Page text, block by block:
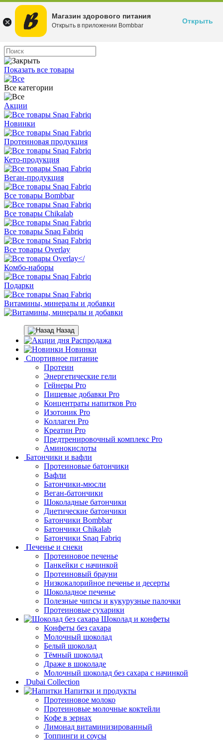
Показать все товары
Все категории
Акции
Новинки
Протеиновая продукция
Кето-продукция
Веган-продукция
Все товары Bombbar
Все товары Chikalab
Все товары Snaq Fabriq
Все товары Overlay
Комбо-наборы
Подарки
Витамины, минералы и добавки
Назад
Распродажа
Новинки
Спортивное питание
Протеин
Энергетические гели
Гейнеры Pro
Пищевые добавки Pro
Концентраты напитков Pro
Изотоник Pro
Коллаген Pro
Креатин Pro
Предтренировочный комплекс Pro
Аминокислоты
Батончики и вафли
Протеиновые батончики
Вафли
Батончики-мюсли
Веган-батончики
Шоколадные батончики
Диетические батончики
Батончики Bombbar
Батончики Chikalab
Батончики Snaq Fabriq
Печенье и снеки
Протеиновое печенье
Панкейки с начинкой
Протеиновый брауни
Низкокалорийное печенье и десерты
Шоколадное печенье
Полезные чипсы и кукурузные палочки
Протеиновые сухарики
Шоколад и конфеты
Конфеты без сахара
Молочный шоколад
Белый шоколад
Тёмный шоколад
Драже в шоколаде
Молочный шоколад без сахара с начинкой
Dubai Collection
Напитки и продукты
Протеиновое молоко
Протеиновые молочные коктейли
Кофе в зернах
Лимонад витаминизированный
Топпинги и соусы
Магазин здорового питания
Открыть в приложении Bombbar
Открыть